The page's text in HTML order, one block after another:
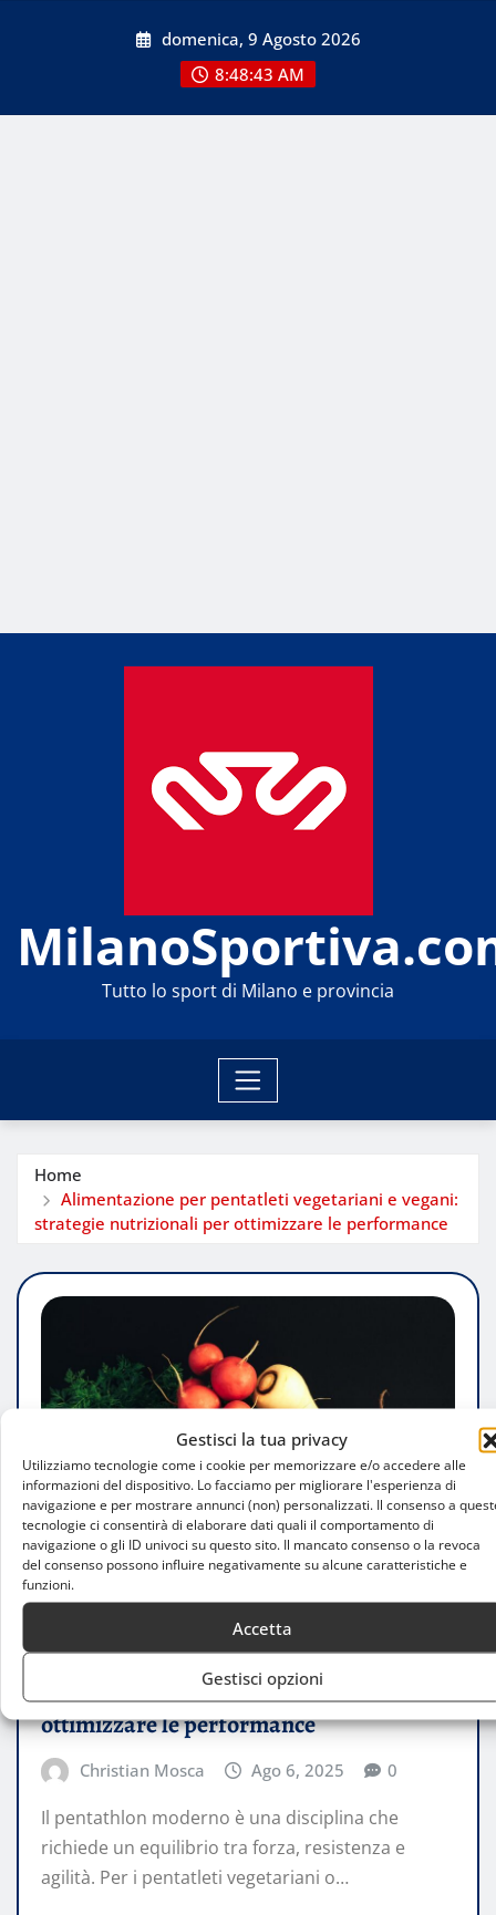
Gestisci la tua privacy
Utilizziamo tecnologie come i cookie per memorizzare e/o accedere alle
informazioni del dispositivo. Lo facciamo per migliorare l'esperienza di
navigazione e per mostrare annunci (non) personalizzati. Il consenso a
tecnologie ci consentirà di elaborare dati quali il comportamento di
navigazione o gli ID univoci su questo sito. Il mancato consenso o la revoca
del consenso possono influire negativamente su alcune caratteristiche e
funzioni.
Accetta
Gestisci opzioni
domenica, 9 Agosto 2026
8:48:44 AM
Tutto lo sport di Milano e provincia
Home
Alimentazione per pentatleti vegetariani e vegani:
strategie nutrizionali per ottimizzare le performance
Alimentazione per pentatleti vegetariani
e vegani: strategie nutrizionali per
ottimizzare le performance
Christian Mosca Ago 6, 2025 0
Il pentathlon moderno è una disciplina che
richiede un equilibrio tra forza, resistenza e
agilità. Per i pentatleti vegetariani o…